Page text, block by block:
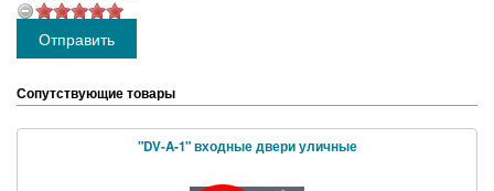
Сопутствующие товары
"DV-A-1" входные двери уличные